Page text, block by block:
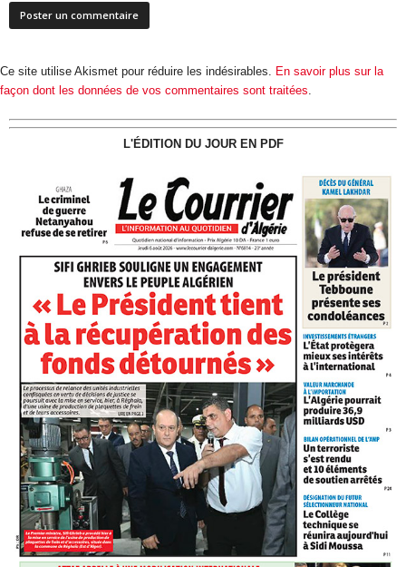
Ce site utilise Akismet pour réduire les indésirables. En savoir plus sur la
façon dont les données de vos commentaires sont traitées.
L'ÉDITION DU JOUR EN PDF